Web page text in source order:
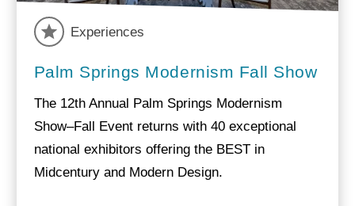
Experiences
Palm Springs Modernism Fall Show
The 12th Annual Palm Springs Modernism
Show–Fall Event returns with 40 exceptional
national exhibitors offering the BEST in
Midcentury and Modern Design.